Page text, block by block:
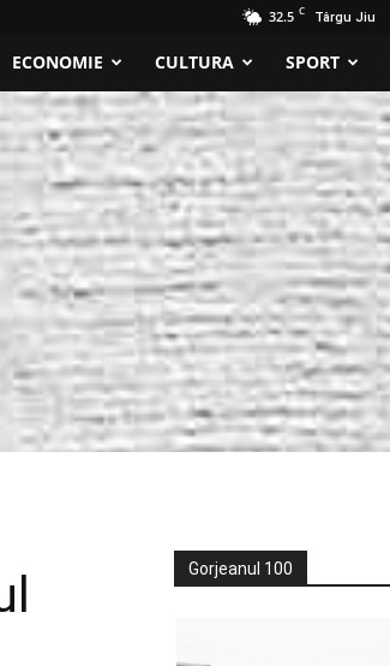
32.5 C Târgu Jiu
ECONOMIE CULTURA SPORT
Gorjeanul 100